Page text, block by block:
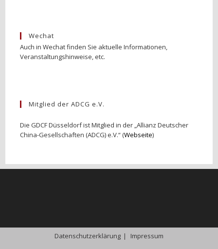
Wechat
Auch in Wechat finden Sie aktuelle Informationen,
Veranstaltungshinweise, etc.
Mitglied der ADCG e.V.
Die GDCF Düsseldorf ist Mitglied in der „Allianz Deutscher
China-Gesellschaften (ADCG) e.V.“ (Webseite)
Datenschutzerklärung Impressum